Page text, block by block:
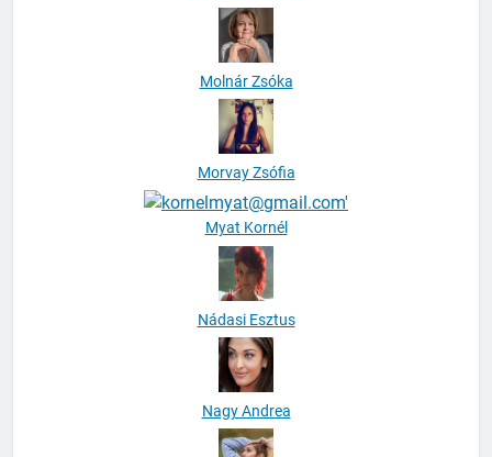
Molnár Zsóka
Morvay Zsófia
Myat Kornél
Nádasi Esztus
Nagy Andrea